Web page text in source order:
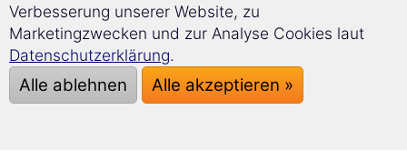
In kürzester Zeit haben Sie das nötige
sprachliche Rüstzeug zur Hand, um
all Ihre Wünsche
und Anliegen
Ihrer Reise nach Estland
Verbesserung unserer Website, zu
Marketingzwecken und zur Analyse Cookies laut
Datenschutzerklärung.
Alle ablehnen Alle akzeptieren »